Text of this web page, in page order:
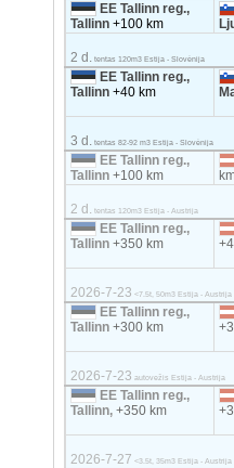
EE Tallinn reg.,
Tallinn+100 km
2 d. tentas 120m3 Estija - Slovėnija
EE Tallinn reg.,
Tallinn+40 km
3 d. tentas 82-92 m3 Estija - Slovėnija
EE Tallinn reg.,
Tallinn+100 km
2 d. tentas 120m3 Estija - Austrija
EE Tallinn reg.,
Tallinn+350 km
2026-7-23 <7.5t, 50m3 Estija - Austrija
EE Tallinn reg.,
Tallinn+300 km
2026-7-23 autovežis Estija - Austrija
EE Tallinn reg.,
Tallinn,+350 km
2026-7-27 <3.5t, 35m3 Estija - Austrija